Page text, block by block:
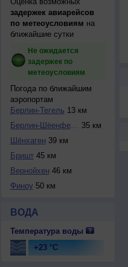
задержек авиарейсов
по метеоусловиям на
ближайшие сутки
Не ожидается
задержек по
метеоусловиям
Погода по ближайшим
аэропортам
Берлин-Тегель 13 км
Берлин-Шёенфельд 35 км
Шёнхаген 39 км
Бришт45 км
Вернойхен 46 км
Финоу 50 км
ВОДА
Температура воды
+23 °C